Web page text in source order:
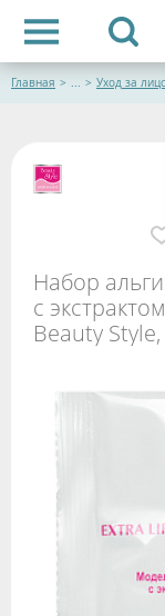
Главная > ... > Уход за
Набор
с
Beauty